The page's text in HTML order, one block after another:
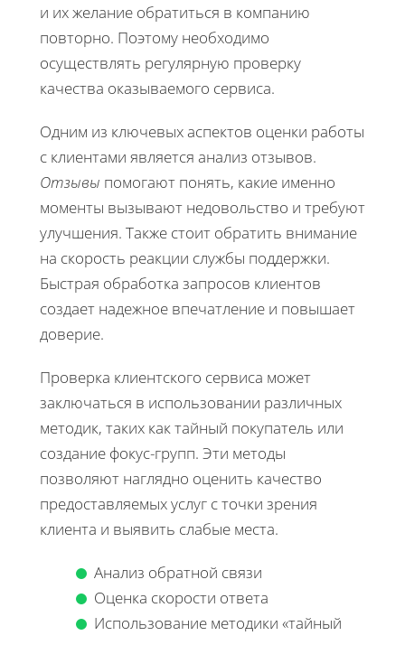
и их желание обратиться в компанию
повторно. Поэтому необходимо
осуществлять регулярную проверку
качества оказываемого сервиса.
Одним из ключевых аспектов оценки работы
с клиентами является анализ отзывов.
Отзывы помогают понять, какие именно
моменты вызывают недовольство и требуют
улучшения. Также стоит обратить внимание
на скорость реакции службы поддержки.
Быстрая обработка запросов клиентов
создает надежное впечатление и повышает
доверие.
Проверка клиентского сервиса может
заключаться в использовании различных
методик, таких как тайный покупатель или
создание фокус-групп. Эти методы
позволяют наглядно оценить качество
предоставляемых услуг с точки зрения
клиента и выявить слабые места.
Анализ обратной связи
Оценка скорости ответа
Использование методики «тайный